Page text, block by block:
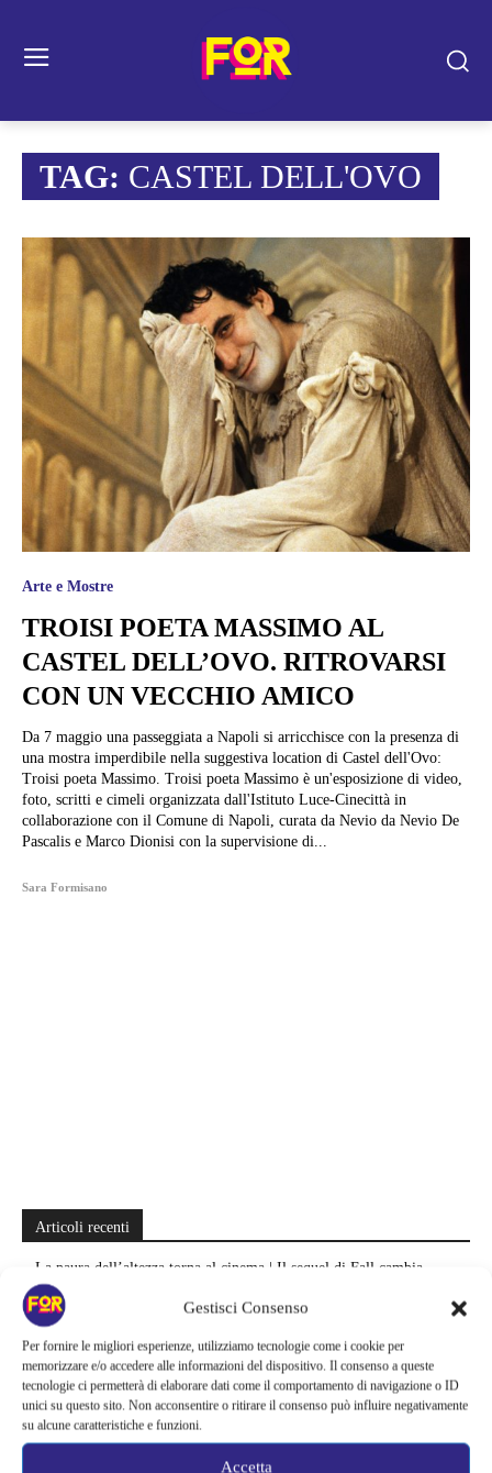
Gestisci Consenso
Per fornire le migliori esperienze, utilizziamo tecnologie come i cookie per
memorizzare e/o accedere alle informazioni del dispositivo. Il consenso a queste
tecnologie ci permetterà di elaborare dati come il comportamento di navigazione o ID
unici su questo sito. Non acconsentire o ritirare il consenso può influire negativamente
su alcune caratteristiche e funzioni.
Accetta
TAG: CASTEL DELL'OVO
Arte e Mostre
TROISI POETA MASSIMO AL
CASTEL DELL’OVO. RITROVARSI
CON UN VECCHIO AMICO
Da 7 maggio una passeggiata a Napoli si arricchisce con la presenza di
una mostra imperdibile nella suggestiva location di Castel dell'Ovo:
Troisi poeta Massimo. Troisi poeta Massimo è un'esposizione di video,
foto, scritti e cimeli organizzata dall'Istituto Luce-Cinecittà in
collaborazione con il Comune di Napoli, curata da Nevio da Nevio De
Pascalis e Marco Dionisi con la supervisione di...
Sara Formisano
Articoli recenti
La paura dell’altezza torna al cinema | Il sequel di Fall cambia
scenario: una nuova sfida senza via di fuga
Sony ferma i film sui personaggi di Spider-Man, nessun nuovo
progetto è in sviluppo: cosa resta dell’esperimento
Netflix saluta 16 titoli ad agosto 2026 | 3 serie e 13 film lasciano il
catalogo: le date da segnare per l’ultimo rewatch